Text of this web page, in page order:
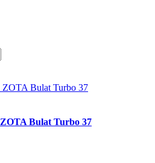
Bulat Turbo 37